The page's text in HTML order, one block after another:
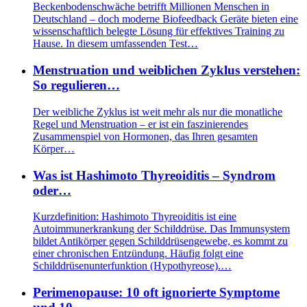
Beckenbodenschwäche betrifft Millionen Menschen in
Deutschland – doch moderne Biofeedback Geräte bieten eine
wissenschaftlich belegte Lösung für effektives Training zu
Hause. In diesem umfassenden Test…
Menstruation und weiblichen Zyklus verstehen:
So regulieren…
Der weibliche Zyklus ist weit mehr als nur die monatliche
Regel und Menstruation – er ist ein faszinierendes
Zusammenspiel von Hormonen, das Ihren gesamten
Körper…
Was ist Hashimoto Thyreoiditis – Syndrom
oder…
Kurzdefinition: Hashimoto Thyreoiditis ist eine
Autoimmunerkrankung der Schilddrüse. Das Immunsystem
bildet Antikörper gegen Schilddrüsengewebe, es kommt zu
einer chronischen Entzündung. Häufig folgt eine
Schilddrüsenunterfunktion (Hypothyreose).…
Perimenopause: 10 oft ignorierte Symptome